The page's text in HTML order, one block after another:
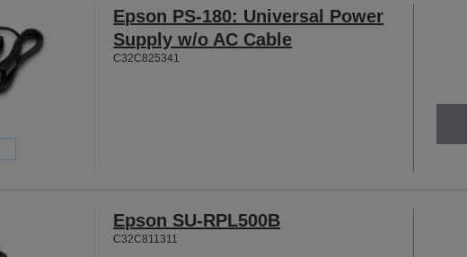
Epson PS-180: Universal Power
Supply w/o AC Cable
C32C825341
Epson SU-RPL500B
C32C811311